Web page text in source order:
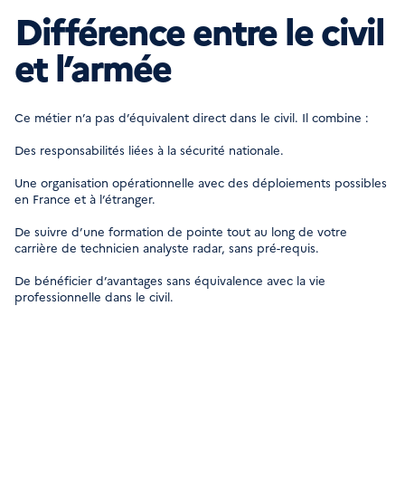
Différence entre le civil
et l’armée
Ce métier n’a pas d’équivalent direct dans le civil. Il combine :
Des responsabilités liées à la sécurité nationale.
Une organisation opérationnelle avec des déploiements possibles
en France et à l’étranger.
De suivre d’une formation de pointe tout au long de votre
carrière de technicien analyste radar, sans pré-requis.
De bénéficier d’avantages sans équivalence avec la vie
professionnelle dans le civil.